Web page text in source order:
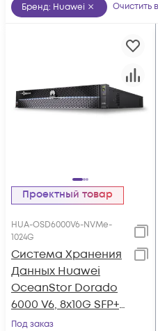
Бренд: Huawei Очистить
Проектный товар
HUA-OSD6000V6-NVMe-
1024G
Система Хранения
Данных Huawei
OceanStor Dorado
6000 V6, 8x10G SFP+,
4x100G RDMA
Под заказ